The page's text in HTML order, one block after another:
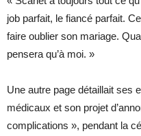
job parfait, le fiancé parfait.
faire oublier son mariage.
pensera qu’à moi. »
Une autre page détaillait ses
médicaux et son projet
complications », pendant la